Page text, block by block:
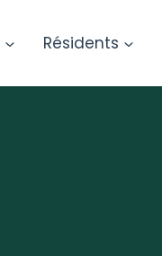
Résidents